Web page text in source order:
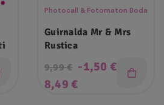
Photocall & Fotomaton Boda
Guirnalda Mr & Mrs
Rustica
Precio
regular
9,99 € -1,50 €
Precio
8,49 €